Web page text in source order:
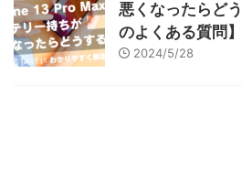
悪くなったらど
のよくある質問】
2024/5/28